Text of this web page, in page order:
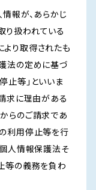
報が、あらかじ
り扱われている
り取得されたも
法の定めに基づ
止等」といいま
求に理由がある
らのご請求であ
利用停止等を行
個人情報保護法そ
等の義務を負わ